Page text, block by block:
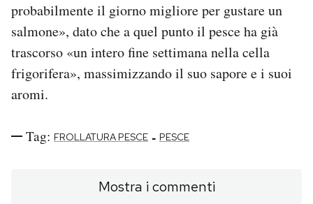
probabilmente il giorno migliore per gustare un
salmone», dato che a quel punto il pesce ha già
trascorso «un intero fine settimana nella cella
frigorifera», massimizzando il suo sapore e i suoi
aromi.
Tag: FROLLATURA PESCE - PESCE
Mostra i commenti